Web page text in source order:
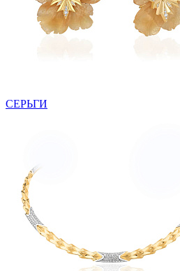
СЕРЬГИ